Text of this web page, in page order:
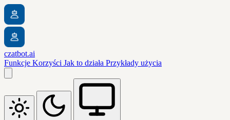
czatbot.ai
Funkcje Korzyści Jak to działa Przykłady użycia